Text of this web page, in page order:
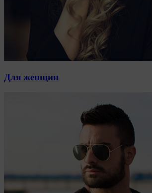
Для женщин
Сохранить мои изменения
Сохранить по умолчанию